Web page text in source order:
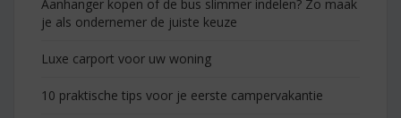
Aanhanger kopen of de bus slimmer indelen? Zo maak
je als ondernemer de juiste keuze
Luxe carport voor uw woning
10 praktische tips voor je eerste campervakantie